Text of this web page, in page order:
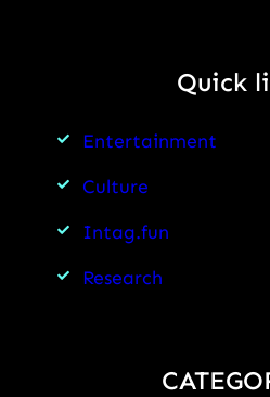
Quick
Entertainment
Culture
Intag.fun
Research